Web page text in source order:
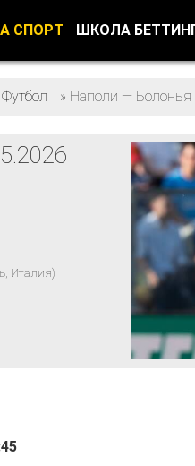
СПОРТ ШКОЛА
Футбол » Наполи — Болонья
Италия)